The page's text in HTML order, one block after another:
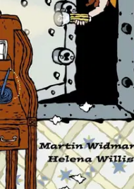
värikuvitettuna, ja myös
asuun. Lue kaikki osat:
Sirkuksen arvoitus,
arvoitus, Elokuvateatterin
arvoitus, Koulun arvoitus,
Syntymäpäivän arvoitus,
Polkupyörän arvoitus,
Linnan arvoitus,
arvoitus, Elokuvan
Kirkon arvoitus,
Widmark (s. 1961) on yksi
lastenkirjailijoista. Widmark
alan palkintoja, ja hänen
myyntilistojen kärjessä.
nelivärikuvitus on Helena